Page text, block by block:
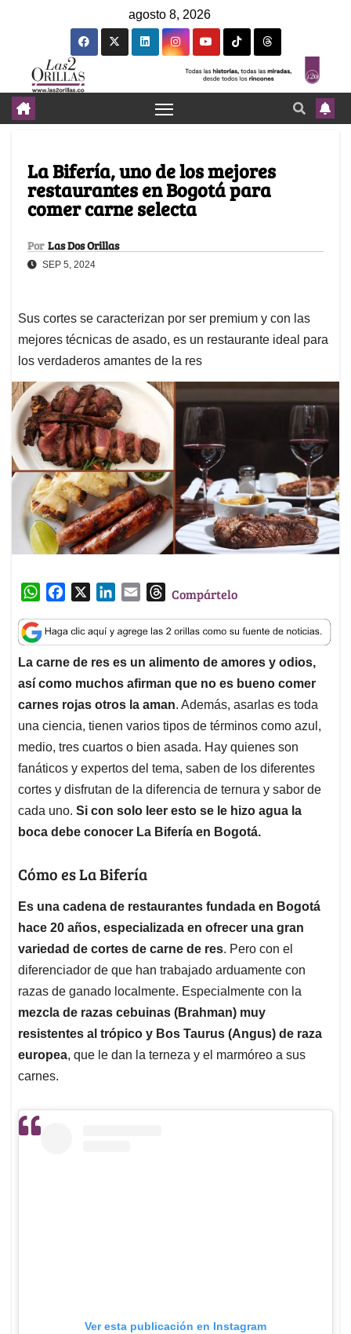
agosto 8, 2026
La Bifería, uno de los mejores
restaurantes en Bogotá para
comer carne selecta
Por Las Dos Orillas
SEP 5, 2024
Sus cortes se caracterizan por ser premium y con las
mejores técnicas de asado, es un restaurante ideal para
los verdaderos amantes de la res
W
a
t
s
A
p
p
c
e
b
o
o
k
n
k
e
d
I
n
a
i
l
T
r
e
a
d
s
Compártelo
La carne de res es un alimento de amores y odios,
así como muchos afirman que no es bueno comer
carnes rojas otros la aman. Además, asarlas es toda
una ciencia, tienen varios tipos de términos como azul,
medio, tres cuartos o bien asada. Hay quienes son
fanáticos y expertos del tema, saben de los diferentes
cortes y disfrutan de la diferencia de ternura y sabor de
cada uno. Si con solo leer esto se le hizo agua la
boca debe conocer La Bifería en Bogotá.
Cómo es La Bifería
Es una cadena de restaurantes fundada en Bogotá
hace 20 años, especializada en ofrecer una gran
variedad de cortes de carne de res. Pero con el
diferenciador de que han trabajado arduamente con
razas de ganado localmente. Especialmente con la
mezcla de razas cebuinas (Brahman) muy
resistentes al trópico y Bos Taurus (Angus) de raza
europea, que le dan la terneza y el marmóreo a sus
carnes.
Ver esta publicación en Instagram